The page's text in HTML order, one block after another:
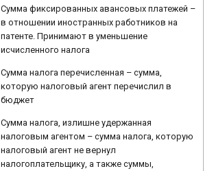
Сумма фиксированных авансовых платежей –
в отношении иностранных работников на
патенте. Принимают в уменьшение
исчисленного налога
Сумма налога перечисленная – сумма,
которую налоговый агент перечислил в
бюджет
Сумма налога, излишне удержанная
налоговым агентом – сумма налога, которую
налоговый агент не вернул
налогоплательщику, а также суммы,